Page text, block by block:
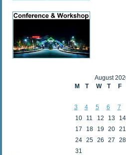
August
M
T W T F
3
4 5 6 7
10
11 12 13 14
17
18 19 20 21
24 25 26 27 28
31